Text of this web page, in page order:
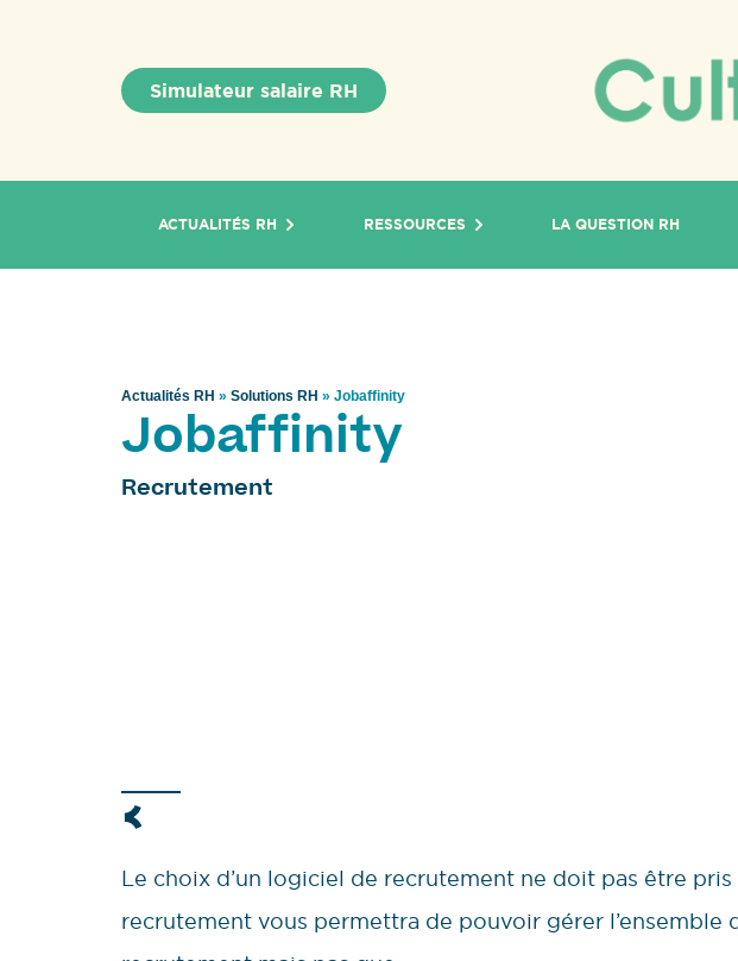
Simulateur salaire RH
ACTUALITÉS RH RESSOURCES LA QUESTION RH
Actualités RH » Solutions RH » Jobaffinity
Jobaffinity
Recrutement
Le choix d’un logiciel de recrutement ne doit pas être
recrutement vous permettra de pouvoir gérer l’ensemble